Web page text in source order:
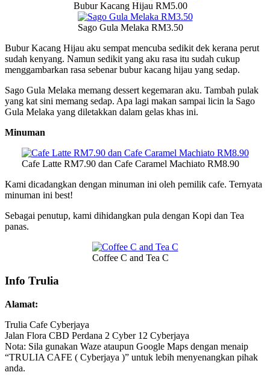
Bubur Kacang Hijau RM5.00
Sago Gula Melaka RM3.50
Bubur Kacang Hijau aku sempat mencuba sedikit dek kerana perut
sudah kenyang. Namun sedikit yang aku rasa itu sudah cukup
menggambarkan rasa sebenar bubur kacang hijau yang sedap.
Sago Gula Melaka memang dessert kegemaran aku. Tambah pulak
yang kat sini memang sedap. Apa lagi makan sampai licin la Sago
Gula Melaka yang diletakkan dalam gelas khas ini.
Minuman
Cafe Latte RM7.90 dan Cafe Caramel Machiato RM8.90
Kami dicadangkan dengan minuman ini oleh pemilik cafe. Ternyata
minuman ini best!
Sebagai penutup, kami dihidangkan pula dengan Kopi dan Tea
panas.
Coffee C and Tea C
Info Trulia
Alamat:
Trulia Cafe Cyberjaya
Jalan Flora CBD Perdana 2 Cyber 12 Cyberjaya
Nota: Sila gunakan Waze ataupun Google Maps dengan menaip
“TRULIA CAFE ( Cyberjaya )” untuk lebih menyenangkan pihak
anda.